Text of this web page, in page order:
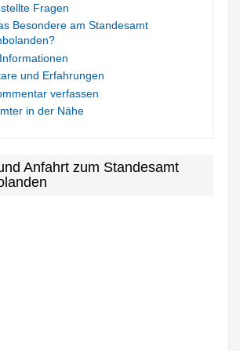
Fragen
Besondere am Standesamt
und Erfahrungen
verfassen
in der Nähe
Anfahrt zum Standesamt